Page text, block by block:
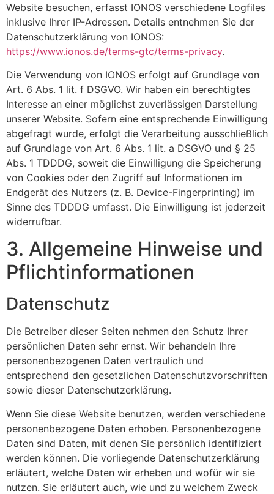
Website besuchen, erfasst IONOS verschiedene Logfiles
inklusive Ihrer IP-Adressen. Details entnehmen Sie der
Datenschutzerklärung von IONOS:
https://www.ionos.de/terms-gtc/terms-privacy.
Die Verwendung von IONOS erfolgt auf Grundlage von
Art. 6 Abs. 1 lit. f DSGVO. Wir haben ein berechtigtes
Interesse an einer möglichst zuverlässigen Darstellung
unserer Website. Sofern eine entsprechende Einwilligung
abgefragt wurde, erfolgt die Verarbeitung ausschließlich
auf Grundlage von Art. 6 Abs. 1 lit. a DSGVO und § 25
Abs. 1 TDDDG, soweit die Einwilligung die Speicherung
von Cookies oder den Zugriff auf Informationen im
Endgerät des Nutzers (z. B. Device-Fingerprinting) im
Sinne des TDDDG umfasst. Die Einwilligung ist jederzeit
widerrufbar.
3. Allgemeine Hinweise und
Pflicht­informationen
Datenschutz
Die Betreiber dieser Seiten nehmen den Schutz Ihrer
persönlichen Daten sehr ernst. Wir behandeln Ihre
personenbezogenen Daten vertraulich und
entsprechend den gesetzlichen Datenschutzvorschriften
sowie dieser Datenschutzerklärung.
Wenn Sie diese Website benutzen, werden verschiedene
personenbezogene Daten erhoben. Personenbezogene
Daten sind Daten, mit denen Sie persönlich identifiziert
werden können. Die vorliegende Datenschutzerklärung
erläutert, welche Daten wir erheben und wofür wir sie
nutzen. Sie erläutert auch, wie und zu welchem Zweck